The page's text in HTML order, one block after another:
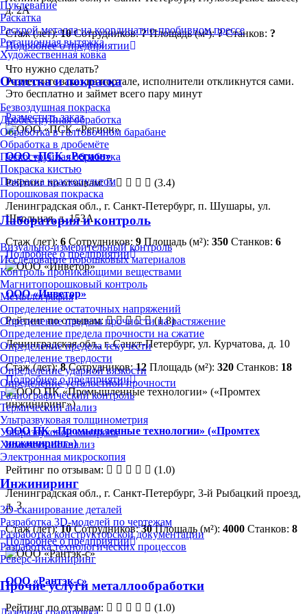
Пуклевание
Раскатка
Раскрой металла на координатно-пробивном прессе
Ротационная вытяжка
Художественная ковка
Очистка и покраска
Безвоздушная покраска
Дробеструйная обработка
Обработка в галтовочном барабане
Обработка в дробемёте
Пескоструйная обработка
Покраска кистью
Покраска краскопультом
Порошковая покраска
Лаборатория и контроль
Визуально-измерительный контроль
Исследование порошковых материалов
Контроль проникающими веществами
Магнитопорошковый контроль
Металлография
Определение остаточных напряжений
Определение предела прочности на растяжение
Определение предела прочности на сжатие
Определение предела текучести
Определение твердости
Определение ударной вязкости
Определение усталостной прочности
Радиографический контроль
Термический анализ
Ультразвуковая толщинометрия
Ультразвуковой контроль
Химический анализ
Электронная микроскопия
Инжиниринг
3D-сканирование деталей
Разработка 3D-моделей по чертежам
Разработка конструкторской документации
Разработка технологических процессов
Реверс-инжиниринг
Прочие услуги металлообработки
д. 2А
Стаж (лет):10 Сотрудников:? Площадь (м²):? Станков: ?
Подробнее о предприятии
Что нужно сделать?
Разместите заказ на портале, исполнители откликнутся сами.
Это бесплатно и займет всего пару минут
Разместить заказ
ООО «ПСК «Регион»
Рейтинг по отзывам:
(3.4)
Ленинградская обл., г. Санкт-Петербург, п. Шушары, ул.
Школьная, д. 153А
Стаж (лет): 6 Сотрудников: 9 Площадь (м²): 350 Станков: 6
Подробнее о предприятии
ООО «Инветор»
Рейтинг по отзывам:
(1.8)
Ленинградская обл., г. Санкт-Петербург, ул. Курчатова, д. 10
Стаж (лет):8 Сотрудников:12 Площадь (м²): 320 Станков: 18
Подробнее о предприятии
ООО ПК «Промышленные технологии» («Промтех
инжиниринг»)
Рейтинг по отзывам:
(1.0)
Ленинградская обл., г. Санкт-Петербург, 3-й Рыбацкий проезд,
д. 3
Стаж (лет):10 Сотрудников:30 Площадь (м²): 4000 Станков: 8
Подробнее о предприятии
ООО «Рантэк-с»
Рейтинг по отзывам:
(1.0)